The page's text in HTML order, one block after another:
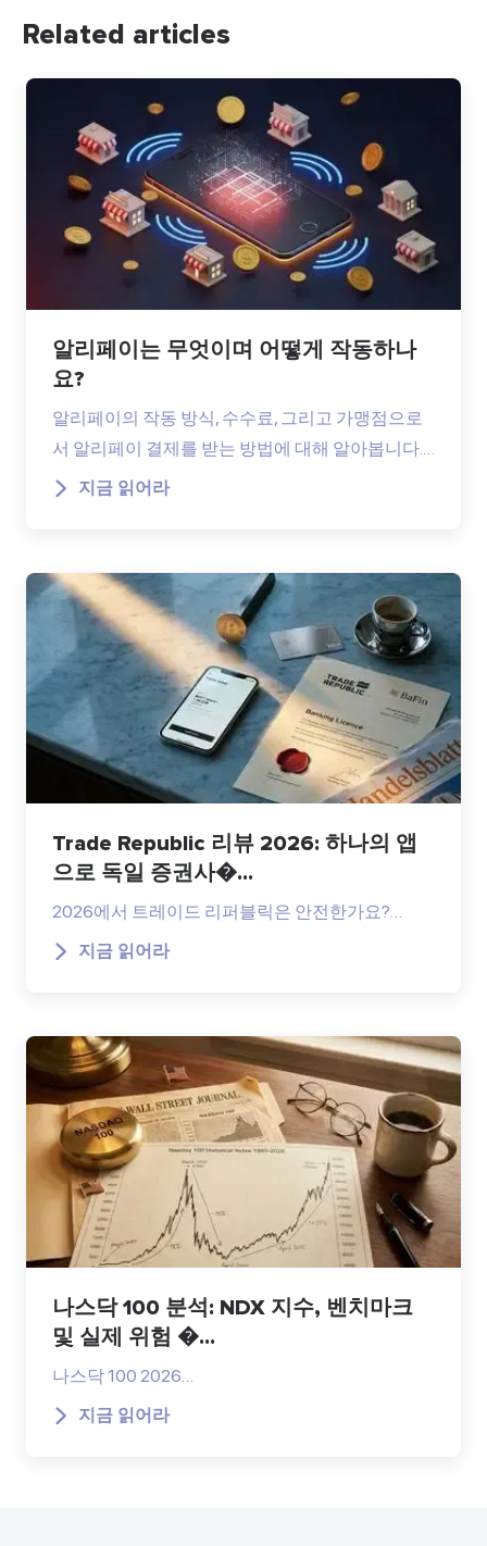
Related articles
알리페이는 무엇이며 어떻게 작동하나
요?
알리페이의 작동 방식, 수수료, 그리고 가맹점으로
서 알리페이 결제를 받는 방법에 대해 알아봅니다.…
지금 읽어라
Trade Republic 리뷰 2026: 하나의 앱
으로 독일 증권사�...
2026에서 트레이드 리퍼블릭은 안전한가요?…
지금 읽어라
나스닥 100 분석: NDX 지수, 벤치마크
및 실제 위험 �...
나스닥 100 2026…
지금 읽어라